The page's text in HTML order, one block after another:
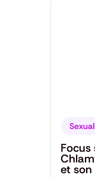
Focus
et son